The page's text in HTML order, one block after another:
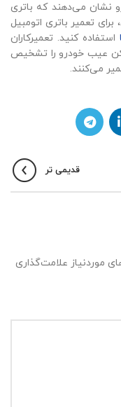
نشان می‌دهند که باتری
برای تعمیر باتری اتومبیل
استفاده کنید. تعمیرکاران
عیب خودرو را تشخیص
می‌کنند.
قدیمی تر
موردنیاز علامت‌گذاری